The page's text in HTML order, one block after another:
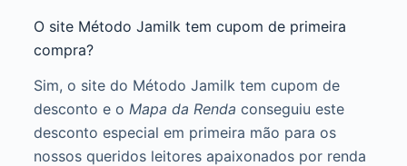
O site Método Jamilk tem cupom de primeira
compra?
Sim, o site do Método Jamilk tem cupom de
desconto e o Mapa da Renda conseguiu este
desconto especial em primeira mão para os
nossos queridos leitores apaixonados por renda